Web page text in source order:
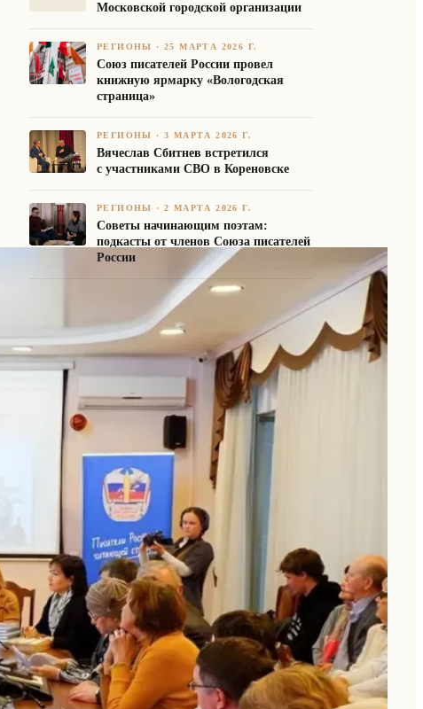
Московской городской организации
РЕГИОНЫ ·25 МАРТА 2026 Г.
Союз писателей России провел
книжную ярмарку «Вологодская
страница»
РЕГИОНЫ ·3 МАРТА 2026 Г.
Вячеслав Сбитнев встретился
с участниками СВО в Кореновске
РЕГИОНЫ ·2 МАРТА 2026 Г.
Советы начинающим поэтам:
подкасты от членов Союза писателей
России